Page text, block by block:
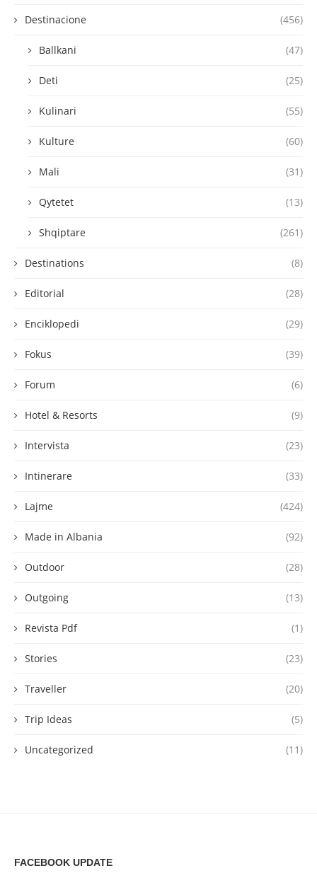
Destinacione (456)
Ballkani (47)
Deti (25)
Kulinari (55)
Kulture (60)
Mali (31)
Qytetet (13)
Shqiptare (261)
Destinations (8)
Editorial (28)
Enciklopedi (29)
Fokus (39)
Forum (6)
Hotel & Resorts (9)
Intervista (23)
Intinerare (33)
Lajme (424)
Made in Albania (92)
Outdoor (28)
Outgoing (13)
Revista Pdf (1)
Stories (23)
Traveller (20)
Trip Ideas (5)
Uncategorized (11)
FACEBOOK UPDATE